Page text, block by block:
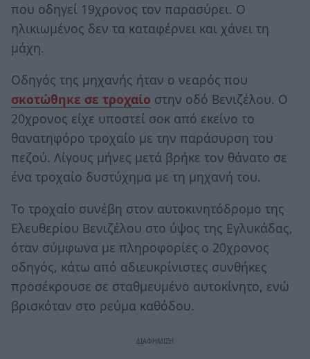
που οδηγεί 19χρονος τον παρασύρει. Ο
ηλικιωμένος δεν τα καταφέρνει και χάνει τη
μάχη.
Οδηγός της μηχανής ήταν ο νεαρός που
σκοτώθηκε σε τροχαίο στην οδό Βενιζέλου. Ο
20χρονος είχε υποστεί σοκ από εκείνο το
θανατηφόρο τροχαίο με την παράσυρση του
πεζού. Λίγους μήνες μετά βρήκε τον θάνατο σε
ένα τροχαίο δυστύχημα με τη μηχανή του.
Το τροχαίο συνέβη στον αυτοκινητόδρομο της
Ελευθερίου Βενιζέλου στο ύψος της Εγλυκάδας,
όταν σύμφωνα με πληροφορίες ο 20χρονος
οδηγός, κάτω από αδιευκρίνιστες συνθήκες
προσέκρουσε σε σταθμευμένο αυτοκίνητο, ενώ
βρισκόταν στο ρεύμα καθόδου.